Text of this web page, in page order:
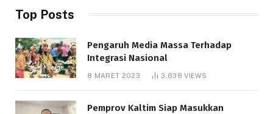
Top Posts
Pengaruh Media Massa Terhadap
Integrasi Nasional
8 MARET 2023 3,838VIEWS
Pemprov Kaltim Siap Masukkan